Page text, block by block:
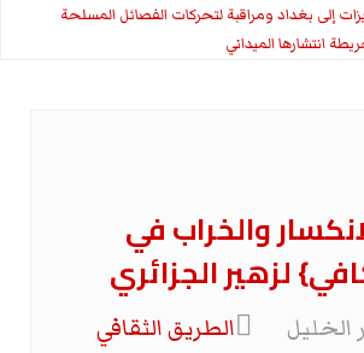
إلى بغداد ومراقبة لتحركات الفصائل المسلحة
انتشارها الميداني
والخراب في
لزهير الجزائري
الخليل
الطریق الثقافي